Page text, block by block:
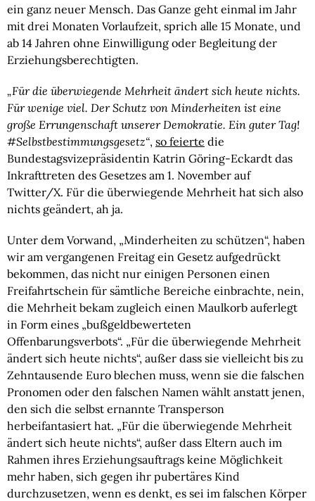
ein ganz neuer Mensch. Das Ganze geht einmal im Jahr
mit drei Monaten Vorlaufzeit, sprich alle 15 Monate, und
ab 14 Jahren ohne Einwilligung oder Begleitung der
Erziehungsberechtigten.
„Für die überwiegende Mehrheit ändert sich heute nichts.
Für wenige viel. Der Schutz von Minderheiten ist eine
große Errungenschaft unserer Demokratie. Ein guter Tag!
#Selbstbestimmungsgesetz“, so feierte die
Bundestagsvizepräsidentin Katrin Göring-Eckardt das
Inkrafttreten des Gesetzes am 1. November auf
Twitter/X. Für die überwiegende Mehrheit hat sich also
nichts geändert, ah ja.
Unter dem Vorwand, „Minderheiten zu schützen“, haben
wir am vergangenen Freitag ein Gesetz aufgedrückt
bekommen, das nicht nur einigen Personen einen
Freifahrtschein für sämtliche Bereiche einbrachte, nein,
die Mehrheit bekam zugleich einen Maulkorb auferlegt
in Form eines „bußgeldbewerteten
Offenbarungsverbots“. „Für die überwiegende Mehrheit
ändert sich heute nichts“, außer dass sie vielleicht bis zu
Zehntausende Euro blechen muss, wenn sie die falschen
Pronomen oder den falschen Namen wählt anstatt jenen,
den sich die selbst ernannte Transperson
herbeifantasiert hat. „Für die überwiegende Mehrheit
ändert sich heute nichts“, außer dass Eltern auch im
Rahmen ihres Erziehungsauftrags keine Möglichkeit
mehr haben, sich gegen ihr pubertäres Kind
durchzusetzen, wenn es denkt, es sei im falschen Körper